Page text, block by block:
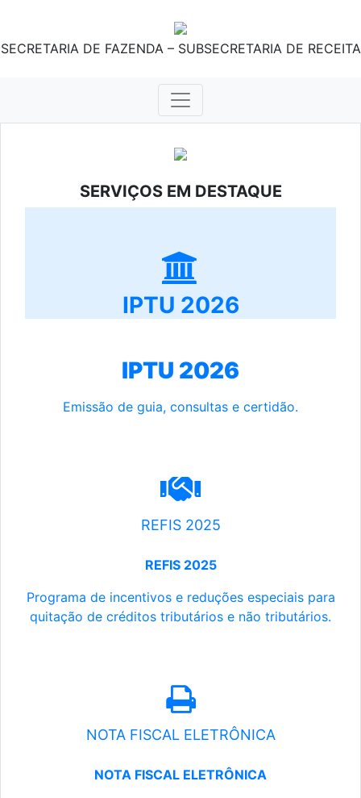
SECRETARIA DE FAZENDA – SUBSECRETARIA DE RECEITA
SERVIÇOS EM DESTAQUE
IPTU 2026
IPTU 2026
Emissão de guia, consultas e certidão.
REFIS 2025
REFIS 2025
Programa de incentivos e reduções especiais para
quitação de créditos tributários e não tributários.
NOTA FISCAL ELETRÔNICA
NOTA FISCAL ELETRÔNICA